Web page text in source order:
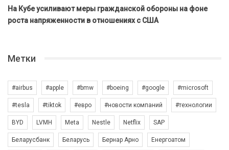
На Кубе усиливают меры гражданской обороны на фоне
роста напряженности в отношениях с США
Метки
#airbus #apple #bmw #boeing #google #microsoft
#tesla #tiktok #евро #новости компаний #технологии
BYD LVMH Meta Nestle Netflix SAP
Беларусбанк Беларусь Бернар Арно Енергоатом